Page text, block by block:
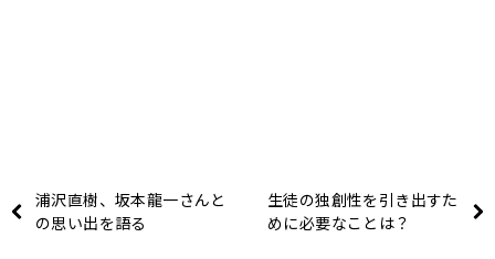
浦沢直樹、坂本龍一さんと
の思い出を語る
生徒の独創性を引き出すた
めに必要なことは？